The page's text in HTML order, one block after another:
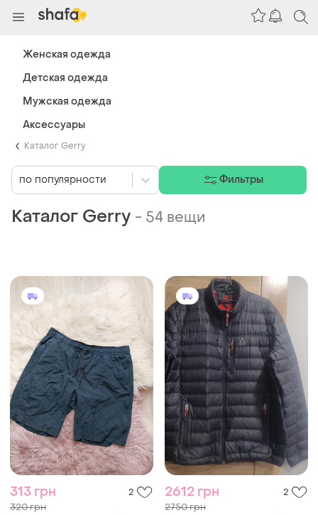
Каталог Gerry
Каталог Gerry - 54 вещи
313 грн 2
320 грн
2612 грн 2
2750 грн
по популярности Фильтры
Женская одежда
Детская одежда
Мужская одежда
Аксессуары